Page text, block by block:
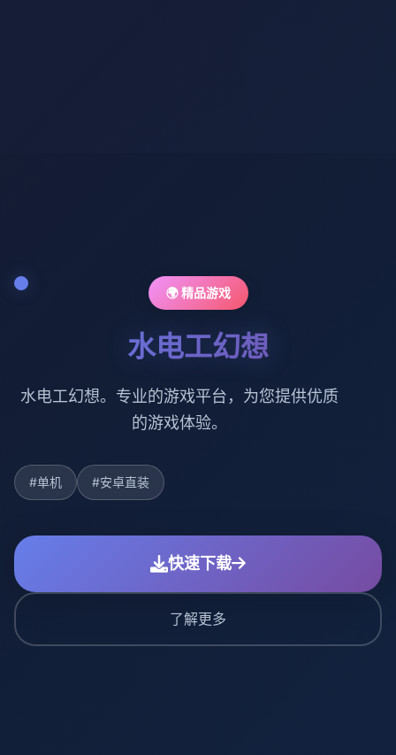
🌍 精品游戏
水电工幻想
水电工幻想。专业的游戏平台，为您提供优质
的游戏体验。
#单机 #安卓直装
快速下载
了解更多